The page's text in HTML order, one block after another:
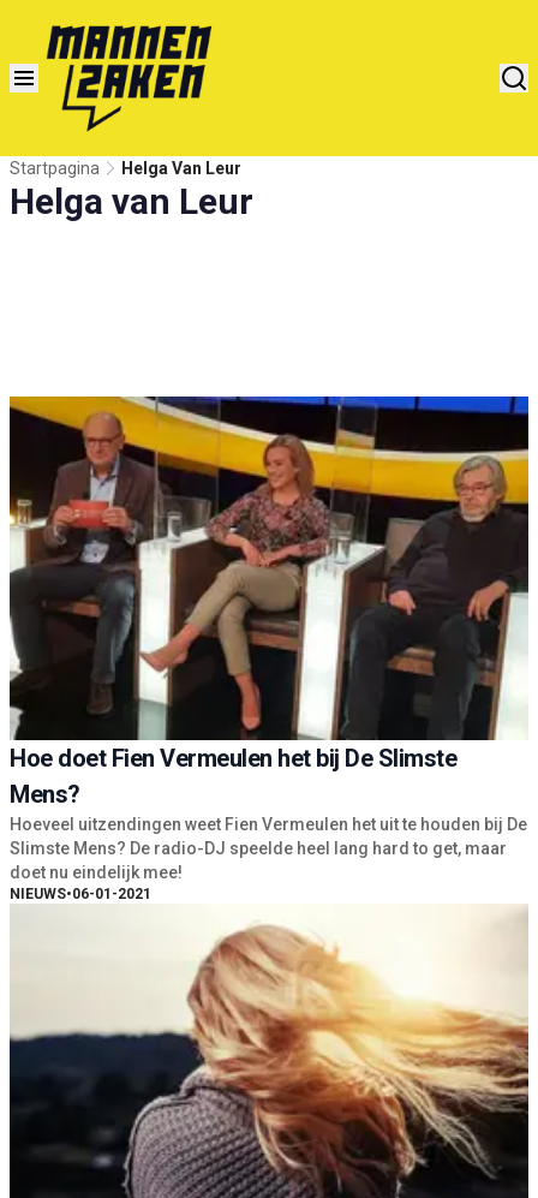
Startpagina Helga Van Leur
Helga van Leur
Hoe doet Fien Vermeulen het bij De Slimste
Mens?
Hoeveel uitzendingen weet Fien Vermeulen het uit te houden bij De
Slimste Mens? De radio-DJ speelde heel lang hard to get, maar
doet nu eindelijk mee!
NIEUWS•06-01-2021